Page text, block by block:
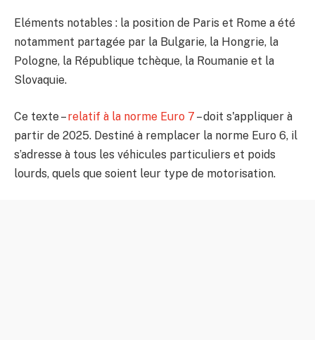
Eléments notables : la position de Paris et Rome a été
notamment partagée par la Bulgarie, la Hongrie, la
Pologne, la République tchèque, la Roumanie et la
Slovaquie.
Ce texte –relatif à la norme Euro 7 – doit s'appliquer à
partir de 2025. Destiné à remplacer la norme Euro 6, il
s’adresse à tous les véhicules particuliers et poids
lourds, quels que soient leur type de motorisation.